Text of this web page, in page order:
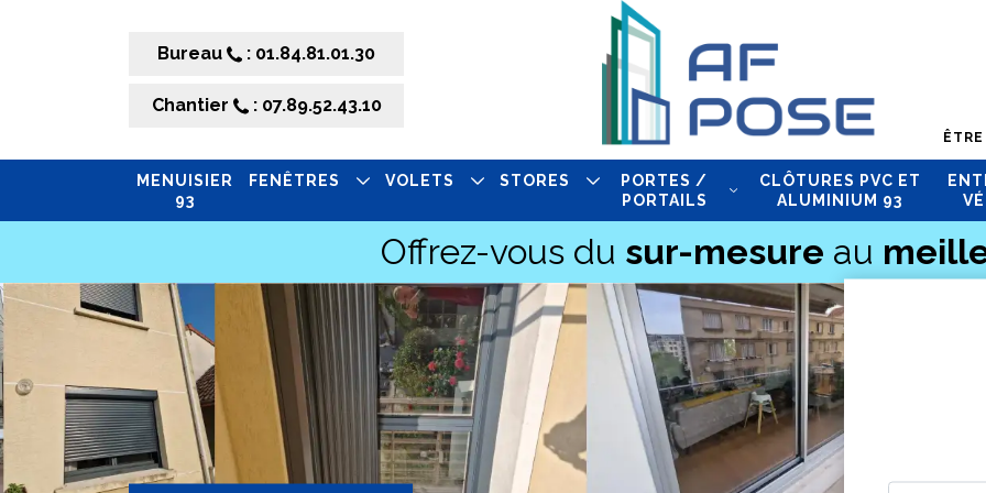
Bureau : 01.84.81.01.30
Chantier : 07.89.52.43.10
MENUISIER
93
FENÊTRES VOLETS STORES
PORTES /
PORTAILS
CLÔTURES PVC ET
ALUMINIUM 93
Offrez-vous du sur-mesure au